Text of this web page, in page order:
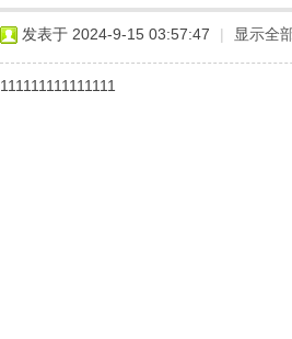
发表于 2024-9-15 03:57:47 | 显示全
111111111111111